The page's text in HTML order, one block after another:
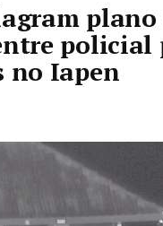
plano
policial
no Iapen